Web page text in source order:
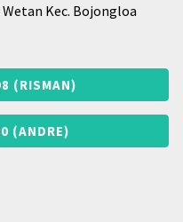
Kec. Bojongloa
(RISMAN)
(ANDRE)